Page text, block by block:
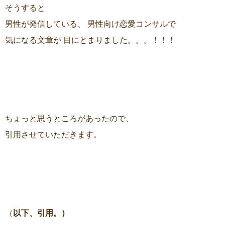
そうすると
男性が発信している、 男性向け恋愛コンサルで
気になる文章が 目にとまりました。。。！！！
ちょっと思うところがあったので、
引用させていただきます。
（ 以下、引用。）